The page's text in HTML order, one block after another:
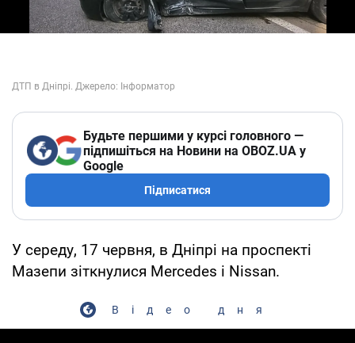
Будьте першими у курсі головного —
підпишіться на Новини на OBOZ.UA у
Google
Підписатися
У середу, 17 червня, в Дніпрі на проспекті
Мазепи зіткнулися Mercedes і Nissan.
Відео дня